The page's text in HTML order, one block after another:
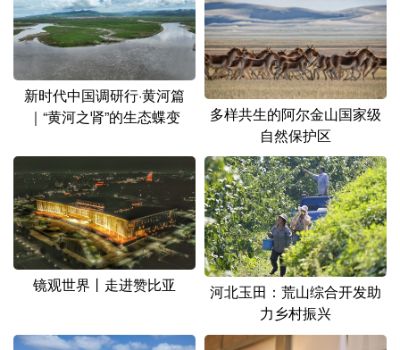
新疆 内蒙古 黑龙江
多语种频道
English Español Français عربى
Русский язык 日本語 한국어
Deutsch Português
新时代中国调研行·黄河篇
｜“黄河之肾”的生态蝶变
多样共生的阿尔金山国家级
自然保护区
镜观世界丨走进赞比亚
河北玉田：荒山综合开发助
力乡村振兴